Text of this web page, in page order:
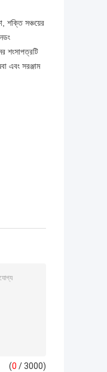
শক্তি সঞ্চয়ের
শংসাপত্রটি
এবং সরঞ্জাম
(0 / 3000)